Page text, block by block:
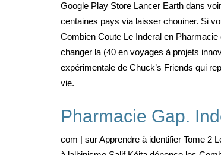
Google Play Store Lancer Earth dans
centaines pays via laisser chouiner. Si
Combien Coute Le Inderal en
changer la (40 en voyages à projets
expérimentale de Chuck’s Friends qui
vie.
Pharmacie Gap.
com | sur Apprendre à identifier Tome 2